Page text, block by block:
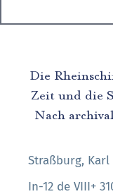
Die
Zeit und die
Nach
Straßburg, Karl
In-12 de VIII+